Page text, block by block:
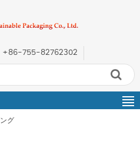
+86-755-82762302
グ